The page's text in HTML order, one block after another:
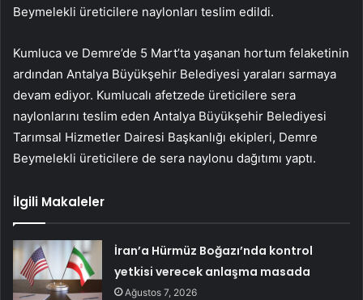
Beymelekli üreticilere naylonları teslim edildi.
Kumluca ve Demre’de 5 Mart’ta yaşanan hortum felaketinin
ardından Antalya Büyükşehir Belediyesi yaraları sarmaya
devam ediyor. Kumlucalı afetzede üreticilere sera
naylonlarını teslim eden Antalya Büyükşehir Belediyesi
Tarımsal Hizmetler Dairesi Başkanlığı ekipleri, Demre
Beymelekli üreticilere de sera naylonu dağıtımı yaptı.
İlgili Makaleler
İran’a Hürmüz Boğazı’nda kontrol
yetkisi verecek anlaşma masada
Ağustos 7, 2026